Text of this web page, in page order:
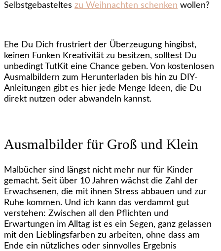
Selbstgebasteltes zu Weihnachten schenken wollen?
Ehe Du Dich frustriert der Überzeugung hingibst,
keinen Funken Kreativität zu besitzen, solltest Du
unbedingt TutKit eine Chance geben. Von kostenlosen
Ausmalbildern zum Herunterladen bis hin zu DIY-
Anleitungen gibt es hier jede Menge Ideen, die Du
direkt nutzen oder abwandeln kannst.
Ausmalbilder für Groß und Klein
Malbücher sind längst nicht mehr nur für Kinder
gemacht. Seit über 10 Jahren wächst die Zahl der
Erwachsenen, die mit ihnen Stress abbauen und zur
Ruhe kommen. Und ich kann das verdammt gut
verstehen: Zwischen all den Pflichten und
Erwartungen im Alltag ist es ein Segen, ganz gelassen
mit den Lieblingsfarben zu arbeiten, ohne dass am
Ende ein nützliches oder sinnvolles Ergebnis